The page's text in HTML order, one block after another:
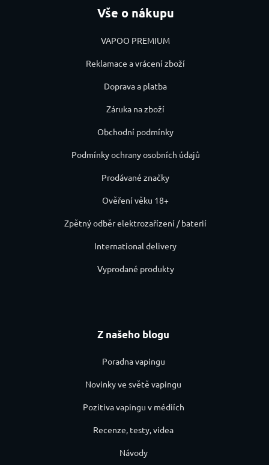
Vše o nákupu
VAPOO PREMIUM
Reklamace a vrácení zboží
Doprava a platba
Záruka na zboží
Obchodní podmínky
Podmínky ochrany osobních údajů
Prodávané značky
Ověření věku 18+
Zpětný odběr elektrozařízení / baterií
International delivery
Vyprodané produkty
Z našeho blogu
Poradna vapingu
Novinky ve světě vapingu
Pozitiva vapingu v médiích
Recenze, testy, videa
Návody